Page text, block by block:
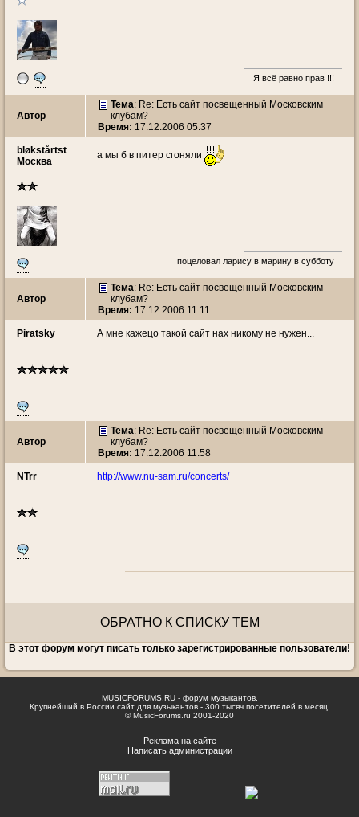
Я всё равно прав !!!
Автор
Тема: Re: Есть сайт посвещенный Московским
клубам?
Время: 17.12.2006 05:37
bløkstårtst
Москва
а мы б в питер сгоняли
поцеловал ларису в марину в субботу
Автор
Тема: Re: Есть сайт посвещенный Московским
клубам?
Время: 17.12.2006 11:11
Piratsky А мне кажецо такой сайт нах никому не нужен...
Автор
Тема: Re: Есть сайт посвещенный Московским
клубам?
Время: 17.12.2006 11:58
NTrr http://www.nu-sam.ru/concerts/
ОБРАТНО К СПИСКУ ТЕМ
В этот форум могут писать только зарегистрированные пользователи!
MUSICFORUMS.RU - форум музыкантов.
Крупнейший в России сайт для музыкантов - 300 тысяч посетителей в месяц.
© MusicForums.ru 2001-2020
Реклама на сайте
Написать администрации